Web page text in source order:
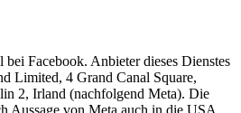
Facebook. Anbieter dieses Dienstes
Limited, 4 Grand Canal Square,
2, Irland (nachfolgend Meta). Die